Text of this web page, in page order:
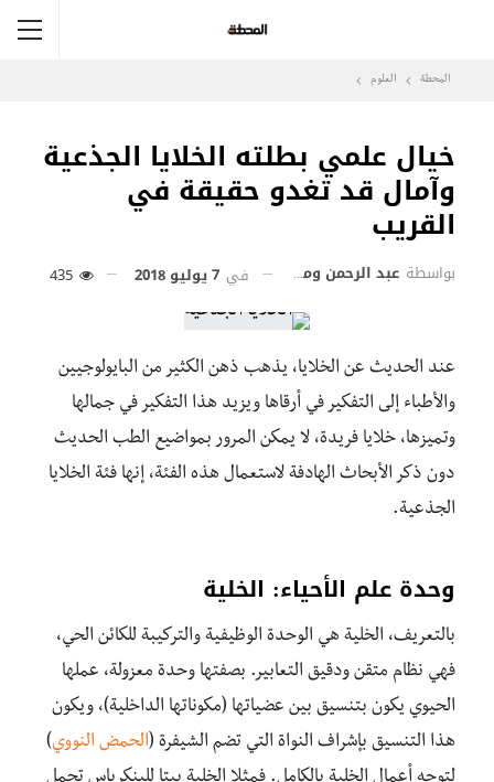
المحطة العلوم
خيال علمي بطلته الخلايا الجذعية
وآمال قد تغدو حقيقة في
القريب
بواسطة عبد الرحمن وماسي في 7 يوليو 2018
عند الحديث عن الخلايا، يذهب ذهن الكثير من البايولوجيين
والأطباء إلى التفكير في أرقاها ويزيد هذا التفكير في جمالها
وتميزها، خلايا فريدة، لا يمكن المرور بمواضيع الطب الحديث
دون ذكر الأبحاث الهادفة لاستعمال هذه الفئة، إنها فئة الخلايا
الجذعية.
وحدة علم الأحياء: الخلية
بالتعريف، الخلية هي الوحدة الوظيفية والتركيبة للكائن الحي،
فهي نظام متقن ودقيق التعابير. بصفتها وحدة معزولة، عملها
الحيوي يكون بتنسيق بين عضياتها (مكوناتها الداخلية)، ويكون
هذا التنسيق بإشراف النواة التي تضم الشيفرة (الحمض النووي)